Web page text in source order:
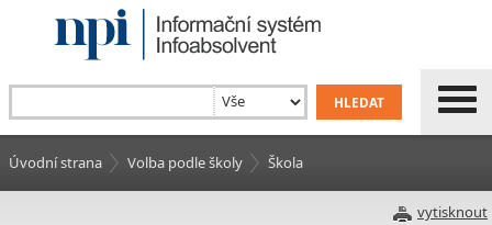
Úvodní strana Volba podle školy Škola
vytisknout